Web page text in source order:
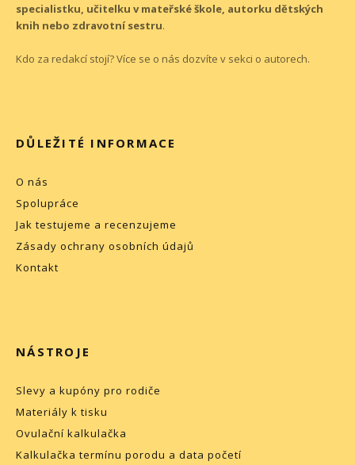
specialistku, učitelku v mateřské škole, autorku dětských
knih nebo zdravotní sestru.
Kdo za redakcí stojí? Více se o nás dozvíte v sekci o autorech.
DŮLEŽITÉ INFORMACE
O nás
Spolupráce
Jak testujeme a recenzujeme
Zásady ochrany osobních údajů
Kontakt
NÁSTROJE
Slevy a kupóny pro rodiče
Materiály k tisku
Ovulační kalkulačka
Kalkulačka termínu porodu a data početí